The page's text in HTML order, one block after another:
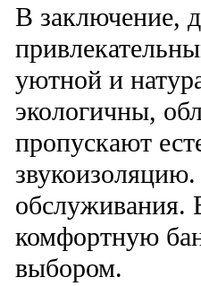
В заключение,
уютной и
экологичны,
пропускают
обслуживания.
комфортную
выбором.